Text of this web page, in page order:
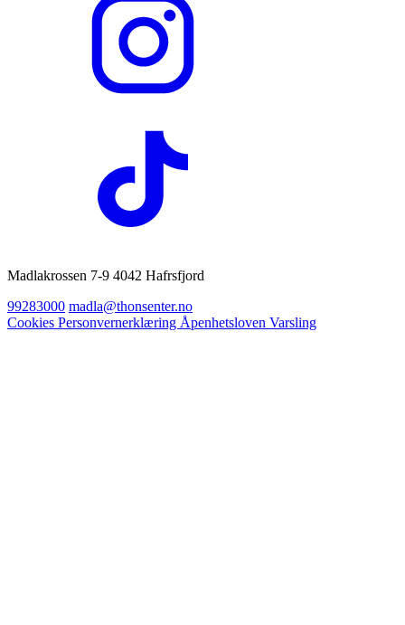
Madlakrossen 7-9 4042 Hafrsfjord
99283000 madla@thonsenter.no
Cookies Personvernerklæring Åpenhetsloven Varsling